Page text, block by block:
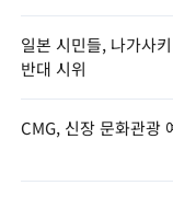
일본 시민들, 나가사
반대 시위
CMG, 신장 문화관광